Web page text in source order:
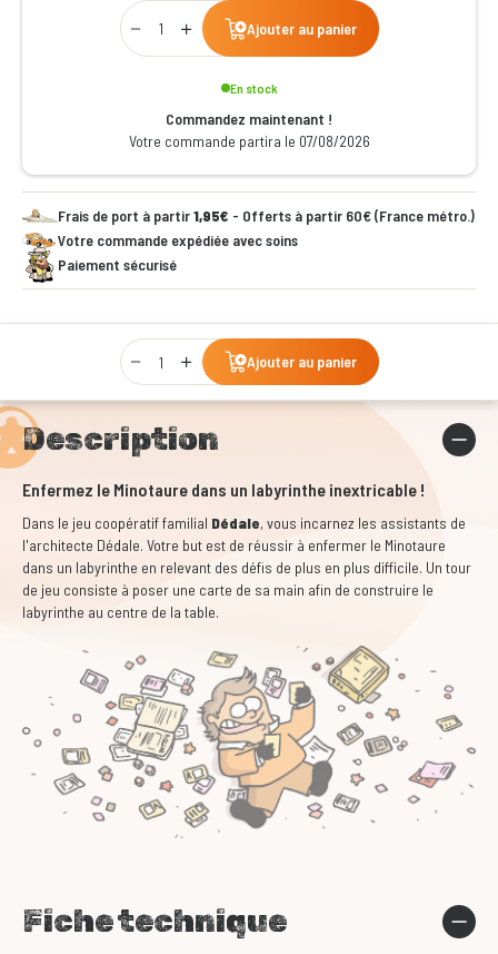
Qty
Ajouter au panier
En stock
Commandez maintenant !
Votre commande partira le 07/08/2026
Frais de port à partir1,95€ - Offerts à partir 60€ (France métro.)
Votre commande expédiée avec soins
Paiement sécurisé
Qty
Ajouter au panier
Description
Enfermez le Minotaure dans un labyrinthe inextricable !
Dans le jeu coopératif familial Dédale, vous incarnez les assistants de
l'architecte Dédale. Votre but est de réussir à enfermer le Minotaure
dans un labyrinthe en relevant des défis de plus en plus difficile. Un tour
de jeu consiste à poser une carte de sa main afin de construire le
labyrinthe au centre de la table.
Fiche technique